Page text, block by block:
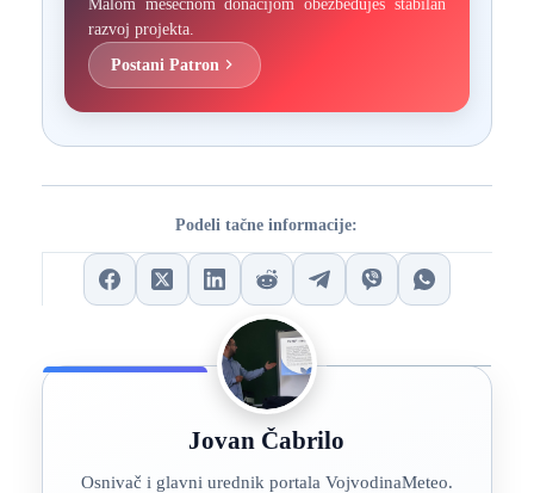
razvoj projekta.
Postani Patron
Podeli tačne informacije:
Jovan Čabrilo
Osnivač i glavni urednik portala VojvodinaMeteo.